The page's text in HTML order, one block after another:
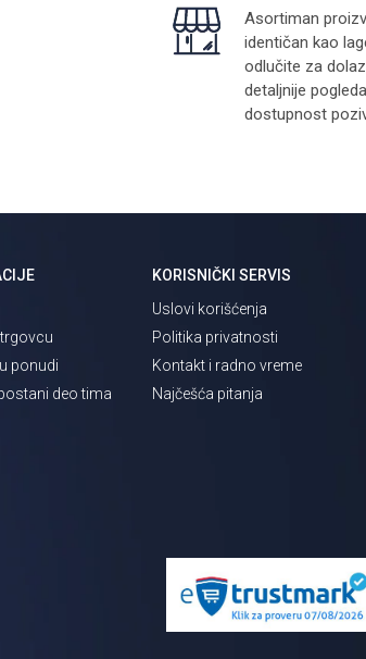
Asortiman
identičan kao
odlučite za
detaljnije
dostupnost
ponudi
deo tima
KORISNIČKI SERVIS
Uslovi korišćenja
Politika privatnosti
Kontakt i radno vreme
Najčešća pitanja